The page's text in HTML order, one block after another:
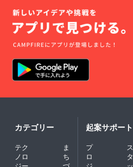
カテゴリー
テク
ノロ
ま
ち
起案サポート
プ
ロ
ス
タ